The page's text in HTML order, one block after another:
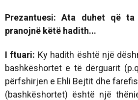
Prezantuesi: Ata duhet që
pranojnë këtë hadith...
I ftuari: Ky hadith është një
bashkëshortet e të dërguarit
përfshirjen e Ehli Bejtit dhe
(bashkëshortet) është një